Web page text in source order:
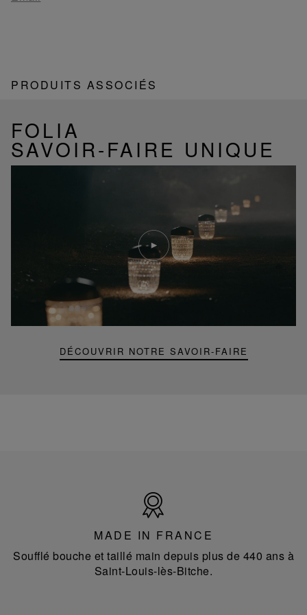
PRODUITS ASSOCIÉS
FOLIA
SAVOIR-FAIRE UNIQUE
DÉCOUVRIR NOTRE SAVOIR-FAIRE
Lire
la
video
Youtube
video,
Folia
mini
lamp
France
MADE IN FRANCE
Soufflé bouche et taillé main depuis plus de 440 ans à
Saint-Louis-lès-Bitche.